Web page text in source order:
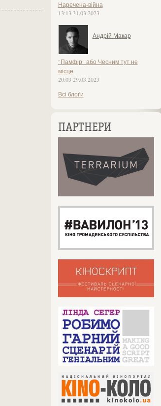
Наречена-війна
13:13 31.03.2023
Андрій Макар
"Памфір" або Чесним тут не
місце
20:03 29.03.2023
Всі блоґи
ПАРТНЕРИ